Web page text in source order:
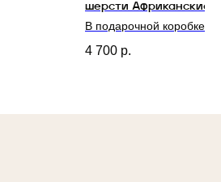
шерсти Африканские
животные Olli Ella
В подарочной коробке
4 700 р.